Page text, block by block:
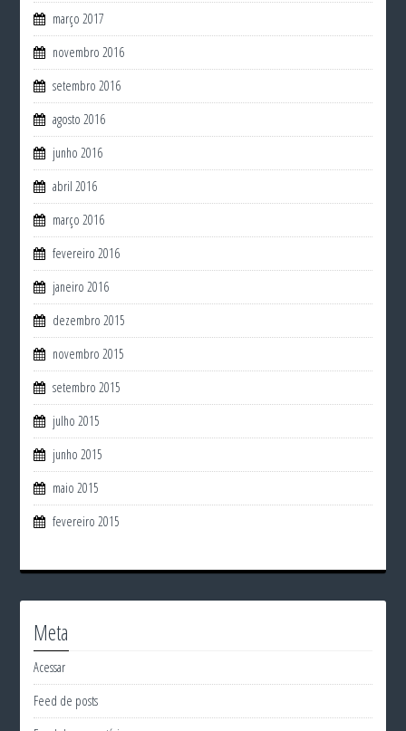
março 2017
novembro 2016
setembro 2016
agosto 2016
junho 2016
abril 2016
março 2016
fevereiro 2016
janeiro 2016
dezembro 2015
novembro 2015
setembro 2015
julho 2015
junho 2015
maio 2015
fevereiro 2015
Meta
Acessar
Feed de posts